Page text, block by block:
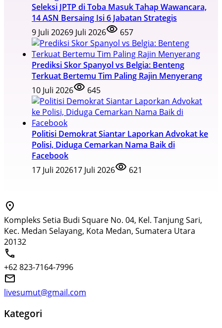
Seleksi JPTP di Toba Masuk Tahap Wawancara,
14 ASN Bersaing Isi 6 Jabatan Strategis
9 Juli 20269 Juli 2026 657
Prediksi Skor Spanyol vs Belgia: Benteng
Terkuat Bertemu Tim Paling Rajin Menyerang
10 Juli 2026
645
Politisi Demokrat Siantar Laporkan Advokat ke
Polisi, Diduga Cemarkan Nama Baik di
Facebook
17 Juli 202617 Juli 2026 621
Kompleks Setia Budi Square No. 04, Kel. Tanjung Sari,
Kec. Medan Selayang, Kota Medan, Sumatera Utara
20132
+62 823-7164-7996
livesumut@gmail.com
Kategori